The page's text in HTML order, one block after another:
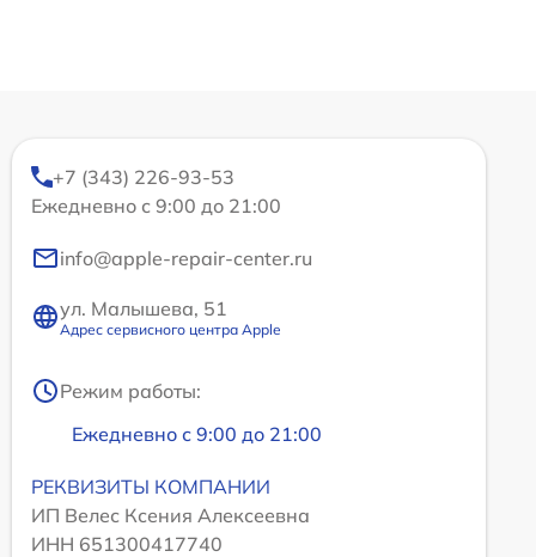
+7 (343) 226-93-53
Ежедневно с 9:00 до 21:00
info@apple-repair-center.ru
ул. Малышева, 51
Адрес сервисного центра Apple
Режим работы:
Ежедневно с 9:00 до 21:00
РЕКВИЗИТЫ КОМПАНИИ
ИП Велес Ксения Алексеевна
ИНН 651300417740